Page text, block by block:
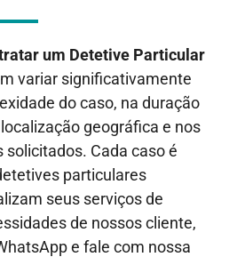
um Detetive Particular
variar significativamente
do caso, na duração
geográfica e nos
solicitados. Cada caso é
particulares
seus serviços de
de nossos cliente,
e fale com nossa